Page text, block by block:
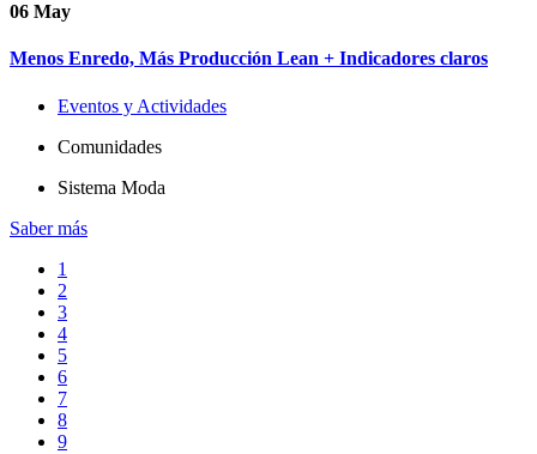
06 May
Menos Enredo, Más Producción Lean + Indicadores claros
Eventos y Actividades
Comunidades
Sistema Moda
Saber más
1
2
3
4
5
6
7
8
9